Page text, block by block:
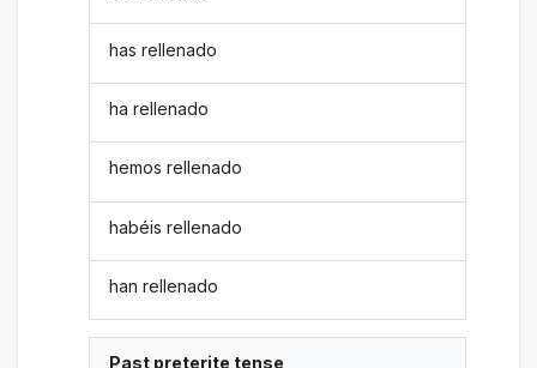
has rellenado
ha rellenado
hemos rellenado
habéis rellenado
han rellenado
Past preterite tense